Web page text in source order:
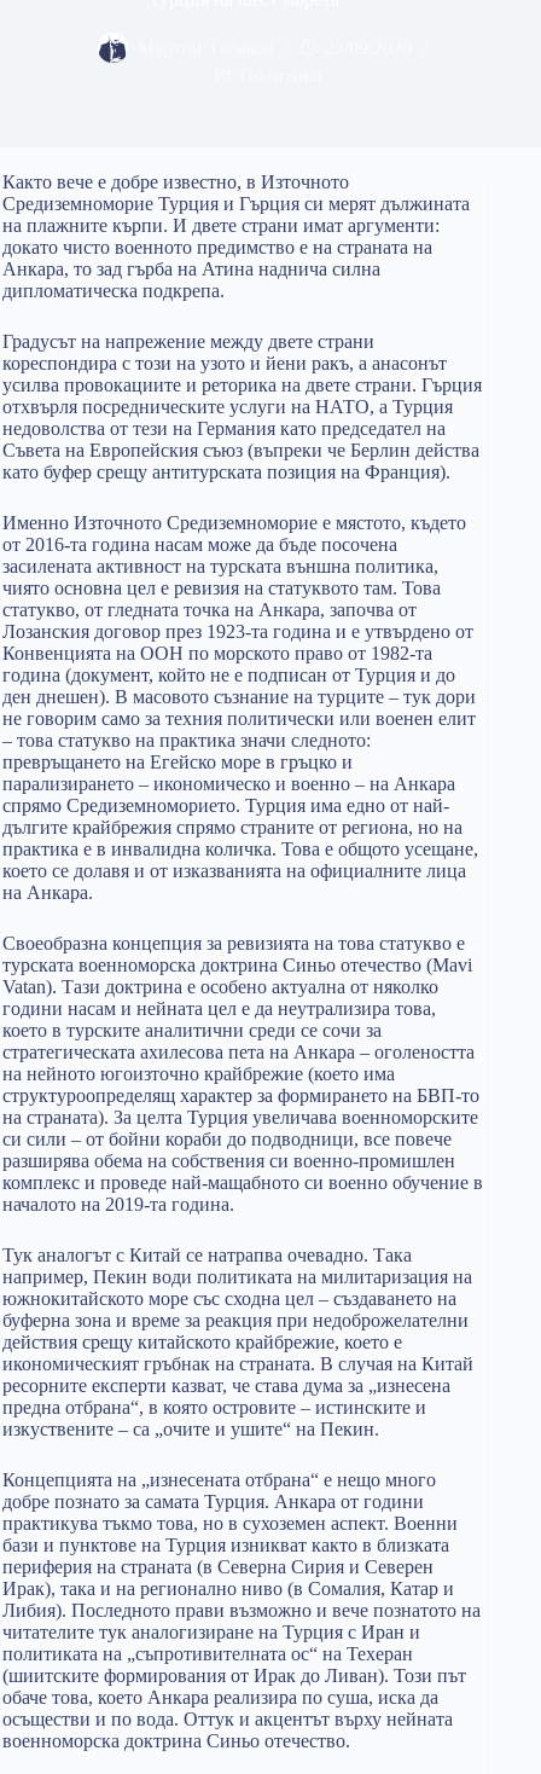
Както вече е добре известно, в Източното
Средиземноморие Турция и Гърция си мерят дължината
на плажните кърпи. И двете страни имат аргументи:
докато чисто военното предимство е на страната на
Анкара, то зад гърба на Атина наднича силна
дипломатическа подкрепа.
Градусът на напрежение между двете страни
кореспондира с този на узото и йени ракъ, а анасонът
усилва провокациите и реторика на двете страни. Гърция
отхвърля посредническите услуги на НАТО, а Турция
недоволства от тези на Германия като председател на
Съвета на Европейския съюз (въпреки че Берлин действа
като буфер срещу антитурската позиция на Франция).
Именно Източното Средиземноморие е мястото, където
от 2016-та година насам може да бъде посочена
засилената активност на турската външна политика,
чиято основна цел е ревизия на статуквото там. Това
статукво, от гледната точка на Анкара, започва от
Лозанския договор през 1923-та година и е утвърдено от
Конвенцията на ООН по морското право от 1982-та
година (документ, който не е подписан от Турция и до
ден днешен). В масовото съзнание на турците – тук дори
не говорим само за техния политически или военен елит
– това статукво на практика значи следното:
превръщането на Егейско море в гръцко и
парализирането – икономическо и военно – на Анкара
спрямо Средиземноморието. Турция има едно от най-
дългите крайбрежия спрямо страните от региона, но на
практика е в инвалидна количка. Това е общото усещане,
което се долавя и от изказванията на официалните лица
на Анкара.
Своеобразна концепция за ревизията на това статукво е
турската военноморска доктрина Синьо отечество (Mavi
Vatan). Тази доктрина е особено актуална от няколко
години насам и нейната цел е да неутрализира това,
което в турските аналитични среди се сочи за
стратегическата ахилесова пета на Анкара – оголеността
на нейното югоизточно крайбрежие (което има
структуроопределящ характер за формирането на БВП-то
на страната). За целта Турция увеличава военноморските
си сили – от бойни кораби до подводници, все повече
разширява обема на собствения си военно-промишлен
комплекс и проведе най-мащабното си военно обучение в
началото на 2019-та година.
Тук аналогът с Китай се натрапва очевадно. Така
например, Пекин води политиката на милитаризация на
южнокитайското море със сходна цел – създаването на
буферна зона и време за реакция при недоброжелателни
действия срещу китайското крайбрежие, което е
икономическият гръбнак на страната. В случая на Китай
ресорните експерти казват, че става дума за „изнесена
предна отбрана“, в която островите – истинските и
изкуствените – са „очите и ушите“ на Пекин.
Концепцията на „изнесената отбрана“ е нещо много
добре познато за самата Турция. Анкара от години
практикува тъкмо това, но в сухоземен аспект. Военни
бази и пунктове на Турция изникват както в близката
периферия на страната (в Северна Сирия и Северен
Ирак), така и на регионално ниво (в Сомалия, Катар и
Либия). Последното прави възможно и вече познатото на
читателите тук аналогизиране на Турция с Иран и
политиката на „съпротивителната ос“ на Техеран
(шиитските формирования от Ирак до Ливан). Този път
обаче това, което Анкара реализира по суша, иска да
осъществи и по вода. Оттук и акцентът върху нейната
военноморска доктрина Синьо отечество.